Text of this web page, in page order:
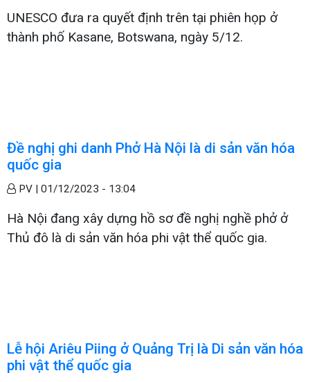
UNESCO đưa ra quyết định trên tại phiên họp ở
thành phố Kasane, Botswana, ngày 5/12.
Đề nghị ghi danh Phở Hà Nội là di sản văn hóa
quốc gia
PV | 01/12/2023 - 13:04
Hà Nội đang xây dựng hồ sơ đề nghị nghề phở ở
Thủ đô là di sản văn hóa phi vật thể quốc gia.
Lễ hội Ariêu Piing ở Quảng Trị là Di sản văn hóa
phi vật thể quốc gia